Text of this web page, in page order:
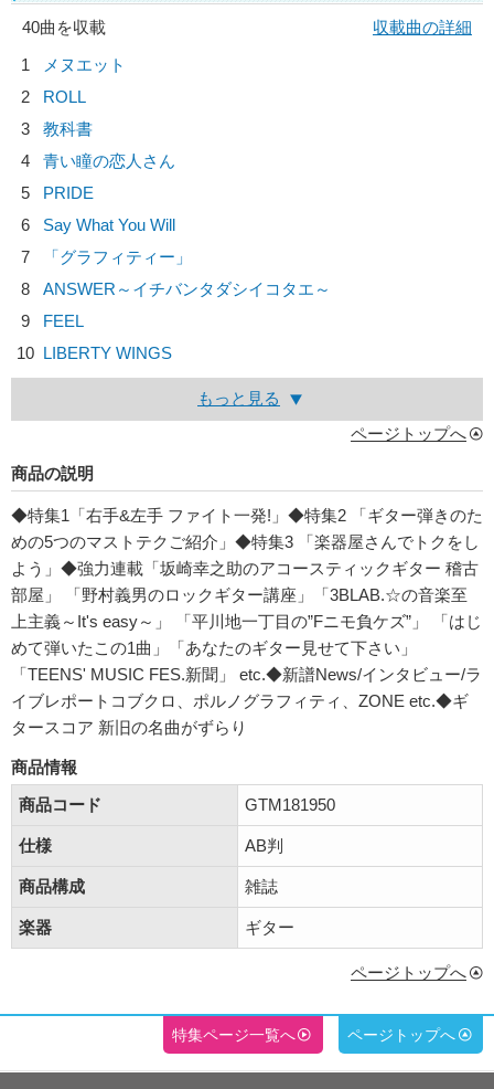
40曲を収載
収載曲の詳細
1
メヌエット
2
ROLL
3
教科書
4
青い瞳の恋人さん
5
PRIDE
6
Say What You Will
7
「グラフィティー」
8
ANSWER～イチバンタダシイコタエ～
9
FEEL
10 LIBERTY WINGS
もっと見る
ページトップへ
商品の説明
◆特集1「右手&左手 ファイト一発!」◆特集2 「ギター弾きのた
めの5つのマストテクご紹介」◆特集3 「楽器屋さんでトクをし
よう」◆強力連載「坂崎幸之助のアコースティックギター 稽古
部屋」 「野村義男のロックギター講座」「3BLAB.☆の音楽至
上主義～It's easy～」 「平川地一丁目の”Fニモ負ケズ”」 「はじ
めて弾いたこの1曲」「あなたのギター見せて下さい」
「TEENS' MUSIC FES.新聞」 etc.◆新譜News/インタビュー/ラ
イブレポートコブクロ、ポルノグラフィティ、ZONE etc.◆ギ
タースコア 新旧の名曲がずらり
商品情報
商品コード
GTM181950
仕様 AB判
商品構成 雑誌
楽器 ギター
ページトップへ
特集ページ一覧へ ページトップへ